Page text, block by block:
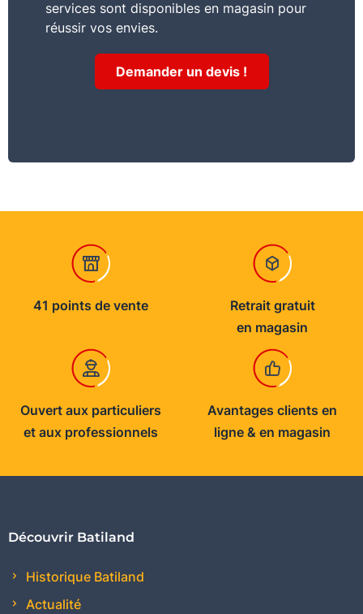
services sont disponibles en magasin pour
réussir vos envies.
Demander un devis !
41 points de vente
Retrait gratuit
en magasin
Ouvert aux particuliers
et aux professionnels
Avantages clients en
ligne & en magasin
Découvrir Batiland
Historique Batiland
Actualité